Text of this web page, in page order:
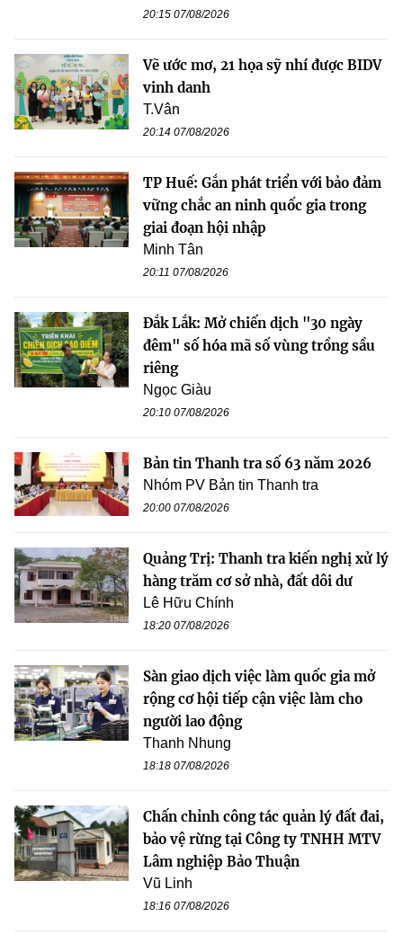
20:15 07/08/2026
Vẽ ước mơ, 21 họa sỹ nhí được BIDV
vinh danh
T.Vân
20:14 07/08/2026
TP Huế: Gắn phát triển với bảo đảm
vững chắc an ninh quốc gia trong
giai đoạn hội nhập
Minh Tân
20:11 07/08/2026
Đắk Lắk: Mở chiến dịch "30 ngày
đêm" số hóa mã số vùng trồng sầu
riêng
Ngọc Giàu
20:10 07/08/2026
Bản tin Thanh tra số 63 năm 2026
Nhóm PV Bản tin Thanh tra
20:00 07/08/2026
Quảng Trị: Thanh tra kiến nghị xử lý
hàng trăm cơ sở nhà, đất dôi dư
Lê Hữu Chính
18:20 07/08/2026
Sàn giao dịch việc làm quốc gia mở
rộng cơ hội tiếp cận việc làm cho
người lao động
Thanh Nhung
18:18 07/08/2026
Chấn chỉnh công tác quản lý đất đai,
bảo vệ rừng tại Công ty TNHH MTV
Lâm nghiệp Bảo Thuận
Vũ Linh
18:16 07/08/2026